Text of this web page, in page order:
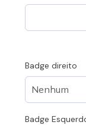
Badge direito
Badge